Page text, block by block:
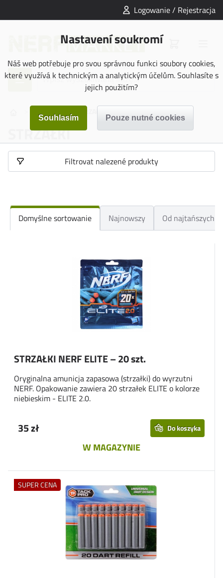
Logowanie / Rejestracja
Nastavení soukromí
Náš web potřebuje pro svou správnou funkci soubory cookies,
které využívá k technickým a analytickým účelům. Souhlasíte s
jejich použitím?
STRZAŁKI
Filtrovat nalezené produkty
Domyślne sortowanie Najnowszy Od najtańszych
STRZAŁKI NERF ELITE – 20 szt.
Oryginalna amunicja zapasowa (strzałki) do wyrzutni
NERF. Opakowanie zawiera 20 strzałek ELITE o kolorze
niebieskim - ELITE 2.0.
35 zł Do koszyka
W MAGAZYNIE
SUPER CENA